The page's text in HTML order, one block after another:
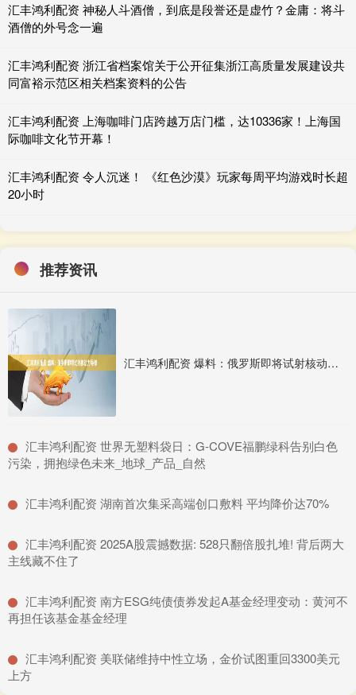
汇丰鸿利配资 神秘人斗酒僧，到底是段誉还是虚竹？金庸：将斗
酒僧的外号念一遍
汇丰鸿利配资 浙江省档案馆关于公开征集浙江高质量发展建设共
同富裕示范区相关档案资料的公告
汇丰鸿利配资 上海咖啡门店跨越万店门槛，达10336家！上海国
际咖啡文化节开幕！
汇丰鸿利配资 令人沉迷！ 《红色沙漠》玩家每周平均游戏时长超
20小时
推荐资讯
汇丰鸿利配资 爆料：俄罗斯即将试射核动力导弹
​汇丰鸿利配资 世界无塑料袋日：G-COVE福鹏绿科告别白色
污染，拥抱绿色未来_地球_产品_自然
​汇丰鸿利配资 湖南首次集采高端创口敷料 平均降价达70%
​汇丰鸿利配资 2025A股震撼数据: 528只翻倍股扎堆! 背后两大
主线藏不住了
​汇丰鸿利配资 南方ESG纯债债券发起A基金经理变动：黄河不
再担任该基金基金经理
​汇丰鸿利配资 美联储维持中性立场，金价试图重回3300美元
上方